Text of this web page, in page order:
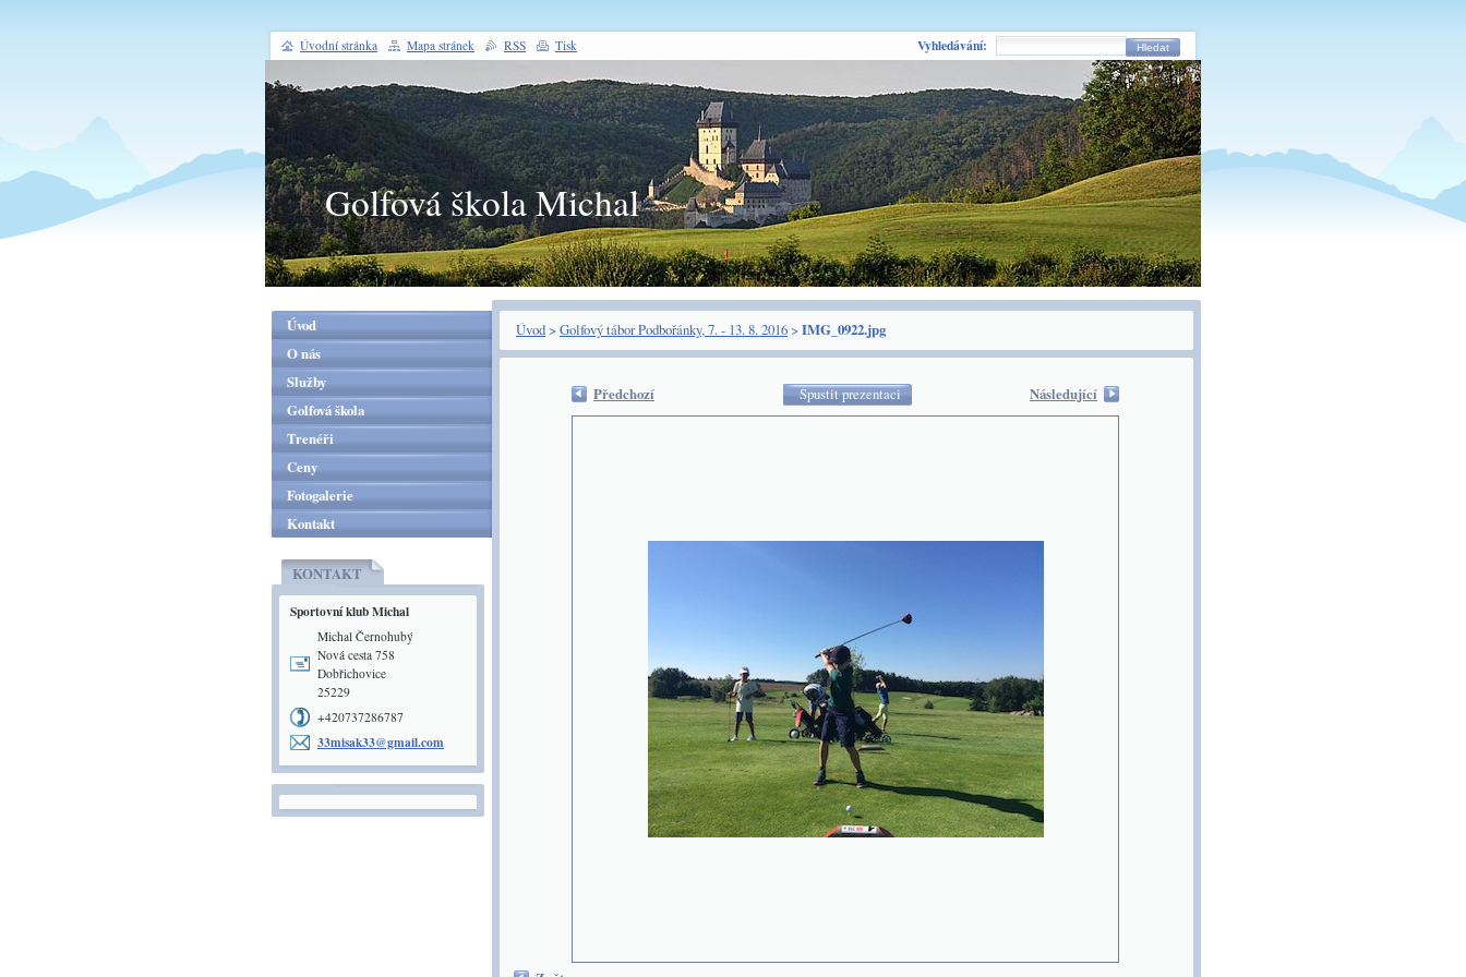
Golfová škola Michal
Úvod> Golfový tábor Podbořánky, 7. - 13. 8. 2016> IMG_0922.jpg
Předchozí Spustit prezentaci Následující
Úvod
O nás
Služby
Golfová škola
Trenéři
Ceny
Fotogalerie
Kontakt
KONTAKT
Sportovní klub Michal
Michal Černohubý
Nová cesta 758
Dobřichovice
25229
+420737286787
33misak33@gmail.com
Úvodní stránka Mapa stránek RSS Tisk Vyhledávání: Hledat